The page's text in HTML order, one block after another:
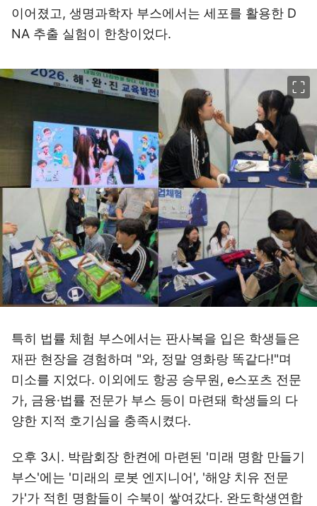
이어졌고, 생명과학자 부스에서는 세포를 활용한 D
NA 추출 실험이 한창이었다.
특히 법률 체험 부스에서는 판사복을 입은 학생들은
재판 현장을 경험하며 "와, 정말 영화랑 똑같다!"며
미소를 지었다. 이외에도 항공 승무원, e스포츠 전문
가, 금융·법률 전문가 부스 등이 마련돼 학생들의 다
양한 지적 호기심을 충족시켰다.
오후 3시. 박람회장 한켠에 마련된 '미래 명함 만들기
부스'에는 '미래의 로봇 엔지니어', '해양 치유 전문
가'가 적힌 명함들이 수북이 쌓여갔다. 완도학생연합